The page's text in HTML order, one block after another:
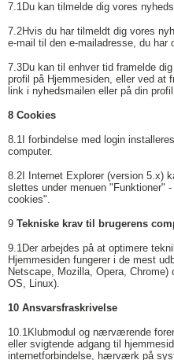
7.1Du kan tilmelde dig vores
7.2Hvis du har tilmeldt dig vores
e-mail til den e-mailadresse, du har
7.3Du kan til enhver tid framelde
profil på Hjemmesiden, eller ved at
link i nyhedsmailen eller på din
8 Cookies
8.1 I forbindelse med login
computer.
8.2 I Internet Explorer (version
slettes under menuen "Funktioner"
cookies".
9 Tekniske krav til brugerens
9.1Der arbejdes på at optimere
Hjemmesiden fungerer i de mest
Netscape, Mozilla, Opera,
OS, Linux).
10 Ansvarsfraskrivelse
10.1Klubmodul og nærværende
eller svigtende adgang til
internetforbindelse, hærværk på